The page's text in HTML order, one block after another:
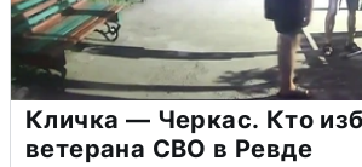
Кличка — Черкас. Кто
ветерана СВО в Ревде